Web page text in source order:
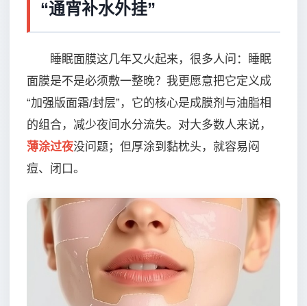
“通宵补水外挂”
睡眠面膜这几年又火起来，很多人问：睡眠
面膜是不是必须敷一整晚？我更愿意把它定义成
“加强版面霜/封层”，它的核心是成膜剂与油脂相
的组合，减少夜间水分流失。对大多数人来说，
薄涂过夜没问题；但厚涂到黏枕头，就容易闷
痘、闭口。